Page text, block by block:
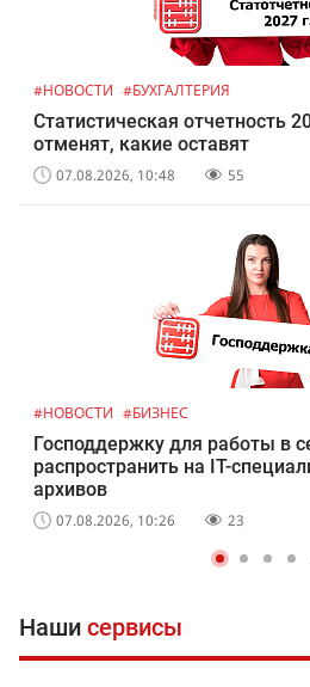
Наши сервисы
#НОВОСТИ #БУХГАЛТЕРИЯ
Статистическая отчетность
отменят, какие оставят
07.08.2026, 10:48 55
#НОВОСТИ #БИЗНЕС
Господдержку для работы в
распространить на IT-
архивов
07.08.2026, 10:26 23